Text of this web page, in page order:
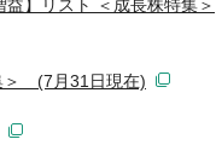
】リスト ＜成長株特集＞
＞ (7月31日現在)